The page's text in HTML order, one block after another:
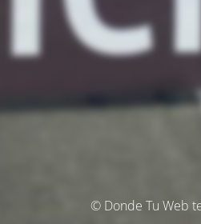
© Donde Tu Web